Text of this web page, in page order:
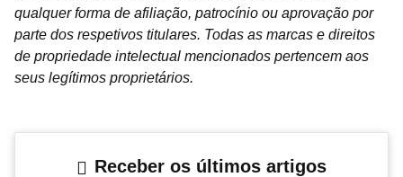
qualquer forma de afiliação, patrocínio ou aprovação por
parte dos respetivos titulares. Todas as marcas e direitos
de propriedade intelectual mencionados pertencem aos
seus legítimos proprietários.
Receber os últimos artigos